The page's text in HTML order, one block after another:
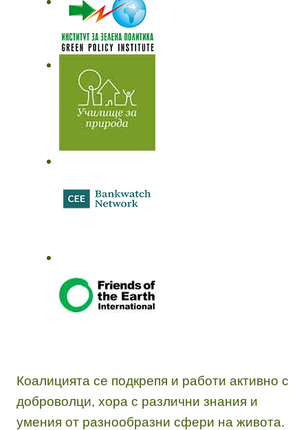
Коалицията се подкрепя и работи активно с
доброволци, хора с различни знания и
умения от разнообразни сфери на живота.